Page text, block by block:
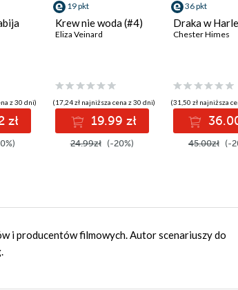
z 30 dni)
zł
19 pkt
Krew nie woda (#4)
Eliza Veinard
(17,24 zł najniższa cena z 30 dni)
19.99 zł
24.99zł (-20%)
36 pkt
Draka w
Chester Himes
(31,50 zł najniższa
45.00zł (-
i producentów filmowych. Autor scenariuszy do